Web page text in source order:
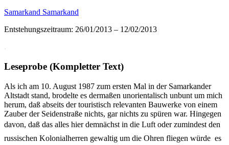
Samarkand Samarkand
Entstehungszeitraum: 26/01/2013 – 12/02/2013
.
Leseprobe (Kompletter Text)
Als ich am 10. August 1987 zum ersten Mal in der Samarkander
Altstadt stand, brodelte es dermaßen unorientalisch unbunt um mich
herum, daß abseits der touristisch relevanten Bauwerke von einem
Zauber der Seidenstraße nichts, gar nichts zu spüren war. Hingegen
davon, daß das alles hier demnächst in die Luft oder zumindest den
russischen Kolonialherren gewaltig um die Ohren fliegen würde  es